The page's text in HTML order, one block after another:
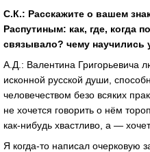
С.К.: Расскажите о вашем
Распутиным: как, где, когда
связывало? чему научились
А.Д.: Валентина Григорьевича
исконной русской души,
человечеством безо всяких
не хочется говорить о нём
как-нибудь хвастливо, а —
Я когда-то написал очерковую